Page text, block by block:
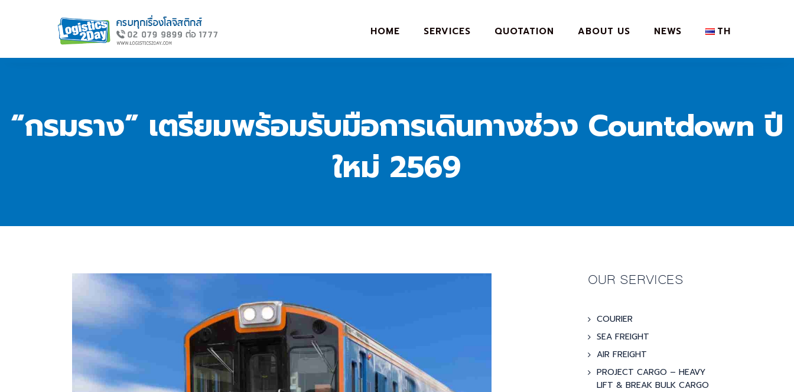
HOME SERVICES QUOTATION ABOUT US NEWS TH
“กรมราง” เตรียมพร้อมรับมือการเดินทางช่วง Countdown ปี
ใหม่ 2569
OUR SERVICES
COURIER
SEA FREIGHT
AIR FREIGHT
PROJECT CARGO – HEAVY
LIFT & BREAK BULK CARGO